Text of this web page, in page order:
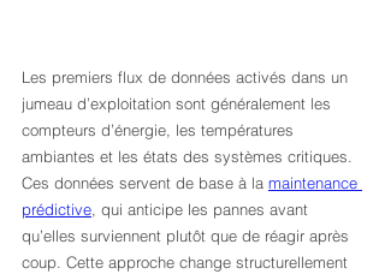
Les premiers flux de données activés dans un
jumeau d’exploitation sont généralement les
compteurs d’énergie, les températures
ambiantes et les états des systèmes critiques.
Ces données servent de base à la maintenance
prédictive , qui anticipe les pannes avant
qu’elles surviennent plutôt que de réagir après
coup. Cette approche change structurellement